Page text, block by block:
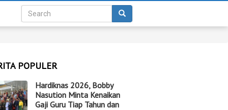
POPULER
Hardiknas 2026, Bobby
Nasution Minta Kenaikan
Gaji Guru Tiap Tahun dan